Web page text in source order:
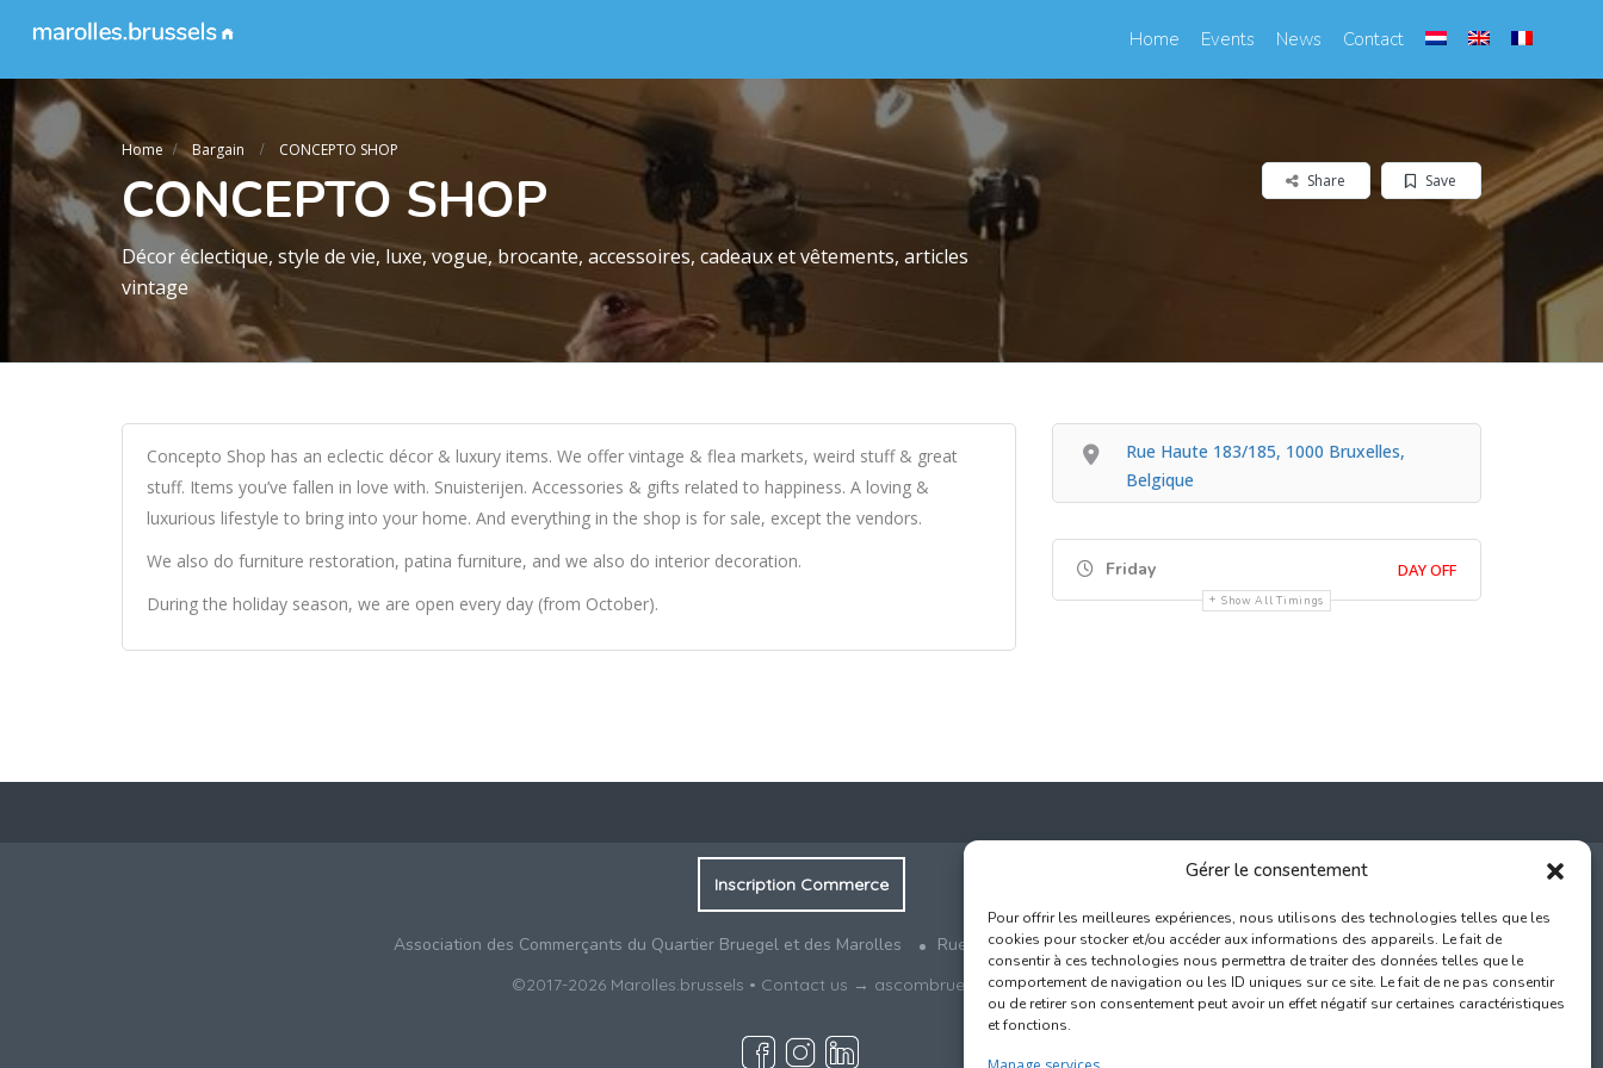
Gérer le consentement
Pour offrir les meilleures expériences, nous utilisons des technologies telles que les
cookies pour stocker et/ou accéder aux informations des appareils. Le fait de
consentir à ces technologies nous permettra de traiter des données telles que le
comportement de navigation ou les ID uniques sur ce site. Le fait de ne pas consentir
ou de retirer son consentement peut avoir un effet négatif sur certaines caractéristiques
et fonctions.
Home Events News Contact
Home Bargain CONCEPTO SHOP
CONCEPTO SHOP
Décor éclectique, style de vie, luxe, vogue, brocante, accessoires, cadeaux et vêtements, articles
vintage
Save
Share
Concepto Shop has an eclectic décor & luxury items. We offer vintage & flea markets, weird stuff & great
stuff. Items you’ve fallen in love with. Snuisterijen. Accessories & gifts related to happiness. A loving &
luxurious lifestyle to bring into your home. And everything in the shop is for sale, except the vendors.
We also do furniture restoration, patina furniture, and we also do interior decoration.
During the holiday season, we are open every day (from October).
Rue Haute 183/185, 1000 Bruxelles,
Belgique
Friday DAY OFF
Show All Timings
Inscription Commerce
Association des Commerçants du Quartier Bruegel et des Marolles Rue Haute 77 - 1000 Bruxelles
©2017-2026 Marolles.brussels • Contact us → ascombrueg@outlook.com